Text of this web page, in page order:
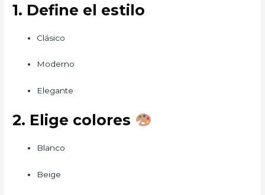
1. Define el estilo
Clásico
Moderno
Elegante
2. Elige colores
Blanco
Beige